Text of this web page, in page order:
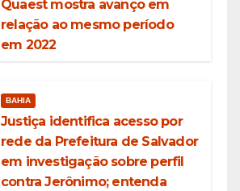
Quaest mostra avanço em
relação ao mesmo período
em 2022
BAHIA
Justiça identifica acesso por
rede da Prefeitura de Salvador
em investigação sobre perfil
contra Jerônimo; entenda